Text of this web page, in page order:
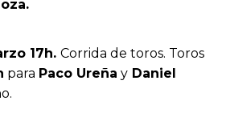
17h. Corrida de toros. Toros
para Paco Ureña y Daniel